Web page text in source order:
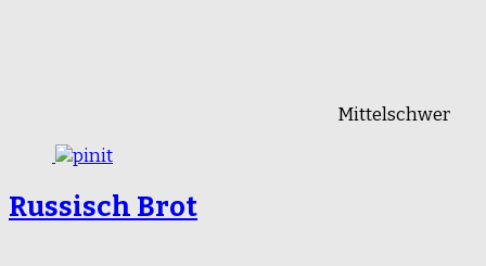
Mittelschwer
Russisch Brot